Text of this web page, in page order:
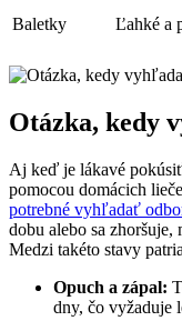
Baletky Ľahké a
Otázka, kedy
Aj keď je lákavé
pomocou domácich
potrebné vyhľadať
dobu alebo sa
Medzi takéto stavy
Opuch a zápal:
dny, čo vyžaduje